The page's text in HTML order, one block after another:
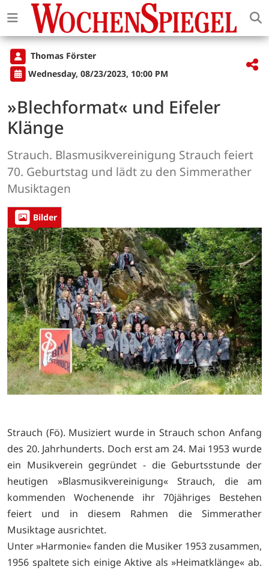
Thomas Förster
Wednesday, 08/23/2023, 10:00 PM
»Blechformat« und Eifeler
Klänge
Strauch. Blasmusikvereinigung Strauch feiert
70. Geburtstag und lädt zu den Simmerather
Musiktagen
Bilder
Strauch (Fö). Musiziert wurde in Strauch schon Anfang
des 20. Jahrhunderts. Doch erst am 24. Mai 1953 wurde
ein Musikverein gegründet - die Geburtsstunde der
heutigen »Blasmusikvereinigung« Strauch, die am
kommenden Wochenende ihr 70jähriges Bestehen
feiert und in diesem Rahmen die Simmerather
Musiktage ausrichtet.
Unter »Harmonie« fanden die Musiker 1953 zusammen,
1956 spaltete sich einige Aktive als »Heimatklänge« ab.